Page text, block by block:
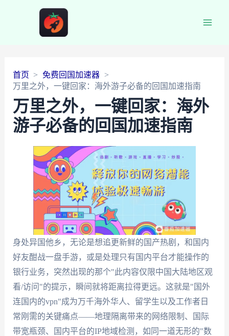
首页
免费回国加速器
万里之外，一键回家：海外游子必备的回国加速指南
万里之外，一键回家：海外
游子必备的回国加速指南
身处异国他乡，无论是想追更新鲜的国产热剧，和国内
好友酣战一盘手游，或是处理只有国内平台才能操作的
银行业务，突然出现的那个"此内容仅限中国大陆地区观
看/访问"的提示，瞬间就将距离拉得更远。这就是"国外
连国内的vpn"成为万千海外华人、留学生以及工作者日
常刚需的关键痛点——地理隔离带来的网络限制、国际
带宽瓶颈、国内平台的IP地域检测，如同一道无形的"数